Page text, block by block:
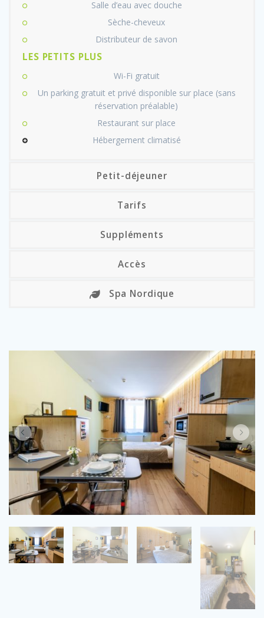
Salle d’eau avec douche
Sèche-cheveux
Distributeur de savon
LES PETITS PLUS
Wi-Fi gratuit
Un parking gratuit et privé disponible sur place (sans
réservation préalable)
Restaurant sur place
Hébergement climatisé
Petit-déjeuner
Tarifs
Suppléments
Accès
Spa Nordique